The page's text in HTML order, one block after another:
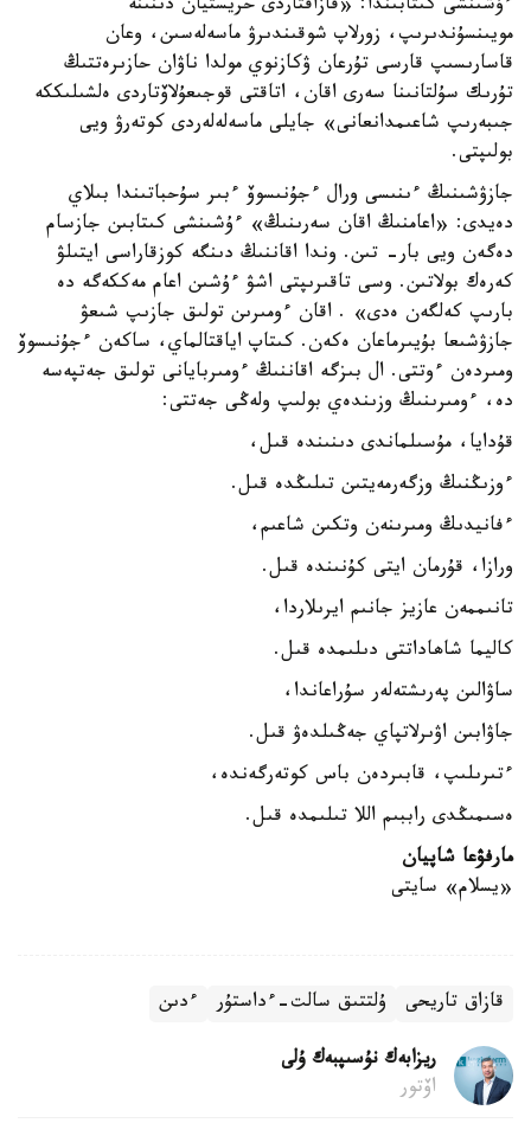
ءۇشىنشى كىتابىندا: «قازاقتاردى حريستيان دىنىنە
مويىنسۇندىرىپ، زورلاپ شوقىندىرۋ ماسەلەسىن، وعان
قاسارىسىپ قارسى تۇرعان ۋكازنوي مولدا ناۋان حازىرەتتىڭ
تۇرىك سۇلتانىنا سەرى اقان، اتاقتى قوجىعۇلاۆتاردى ەلشىلىككە
جىبەرىپ شاعىمدانعانى» جايلى ماسەلەلەردى كوتەرۋ ويى
بولىپتى.
جازۋشىنىڭ ءىنىسى ورال ءجۇنىسوۆ ءبىر سۇحباتىندا بىلاي
دەيدى: «اعامنىڭ اقان سەرىنىڭ» ءۇشىنشى كىتابىن جازسام
دەگەن ويى بار- تىن. وندا اقاننىڭ دىنگە كوزقاراسى ايتىلۋ
كەرەك بولاتىن. وسى تاقىرىپتى اشۋ ءۇشىن اعام مەككەگە دە
بارىپ كەلگەن ەدى» . اقان ءومىرىن تولىق جازىپ شىعۋ
جازۋشىعا بۇيىرماعان ەكەن. كىتاپ اياقتالماي، ساكەن ءجۇنىسوۆ
ومىردەن ءوتتى. ال بىزگە اقاننىڭ ءومىربايانى تولىق جەتپەسە
دە، ءومىرىنىڭ وزىندەي بولىپ ولەڭى جەتتى:
قۇدايا، مۇسىلماندى دىنىندە قىل،
ءوزىڭنىڭ وزگەرمەيتىن تىلىڭدە قىل.
ءفانيدىڭ ومىرىنەن وتكىن شاعىم،
ورازا، قۇرمان ايتى كۇنىندە قىل.
تانىممەن عازيز جانىم ايرىلاردا،
كاليما شاھاداتتى دىلىمدە قىل.
ساۋالىن پەرىشتەلەر سۇراعاندا،
جاۋابىن اۋىرلاتپاي جەڭىلدەۋ قىل.
ءتىرىلىپ، قابىردەن باس كوتەرگەندە،
ەسىمىڭدى راببىم اللا تىلىمدە قىل.
مارفۋعا شاپيان
«يسلام» سايتى
قازاق تاريحى ۇلتتىق سالت-ءداستۇر ءدىن
ريزابەك نۇسىپبەك ۇلى
اۆتور